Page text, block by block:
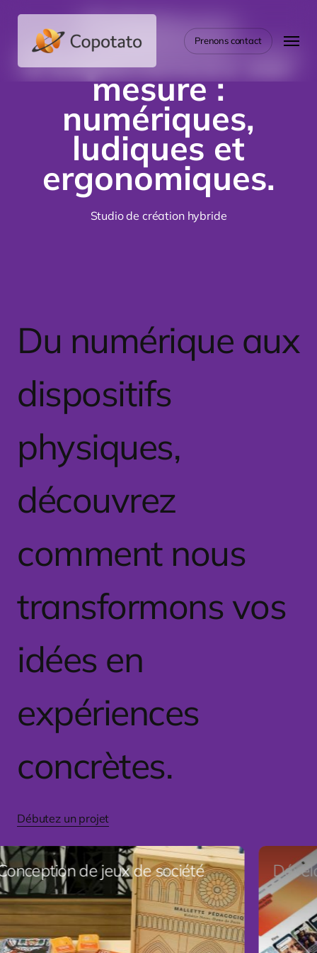
Prenons contact Menu
Créateurs
d'expériences sur
mesure :
numériques,
ludiques et
ergonomiques.
Studio de création hybride
Du numérique aux
dispositifs
physiques,
découvrez
comment nous
transformons vos
idées en
expériences
concrètes.
Débutez un projet
de jeux de société